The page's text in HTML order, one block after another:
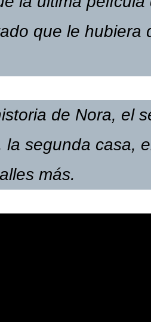
que le hubiera
de Nora, el
la segunda casa,
más.